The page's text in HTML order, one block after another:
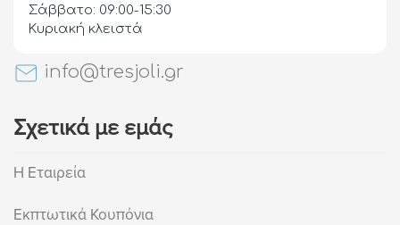
Σάββατο: 09:00-15:30
Κυριακή κλειστά
info@tresjoli.gr
Σχετικά με εμάς
Η Εταιρεία
Εκπτωτικά Κουπόνια